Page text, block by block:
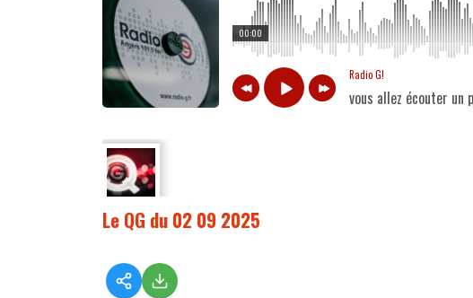
00:00
Radio G!
vous allez écouter un
Le QG du 02 09 2025